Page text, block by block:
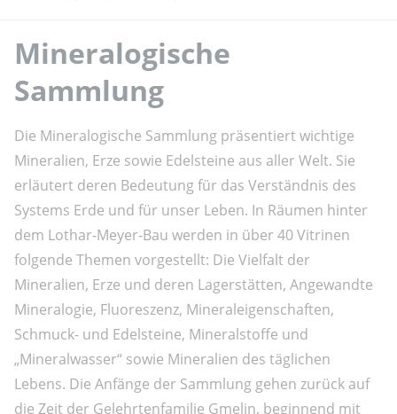
Mineralogische
Sammlung
Die Mineralogische Sammlung präsentiert wichtige
Mineralien, Erze sowie Edelsteine aus aller Welt. Sie
erläutert deren Bedeutung für das Verständnis des
Systems Erde und für unser Leben. In Räumen hinter
dem Lothar-Meyer-Bau werden in über 40 Vitrinen
folgende Themen vorgestellt: Die Vielfalt der
Mineralien, Erze und deren Lagerstätten, Angewandte
Mineralogie, Fluoreszenz, Mineraleigenschaften,
Schmuck- und Edelsteine, Mineralstoffe und
„Mineralwasser“ sowie Mineralien des täglichen
Lebens. Die Anfänge der Sammlung gehen zurück auf
die Zeit der Gelehrtenfamilie Gmelin, beginnend mit